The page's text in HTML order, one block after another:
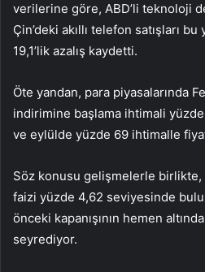
verilerine göre, ABD’li teknoloji
Çin’deki akıllı telefon satışları
19,1’lik azalış kaydetti.
Öte yandan, para piyasalarında
indirimine başlama ihtimali
ve eylülde yüzde 69 ihtimalle
Söz konusu gelişmelerle birlikte,
faizi yüzde 4,62 seviyesinde
önceki kapanışının hemen
seyrediyor.